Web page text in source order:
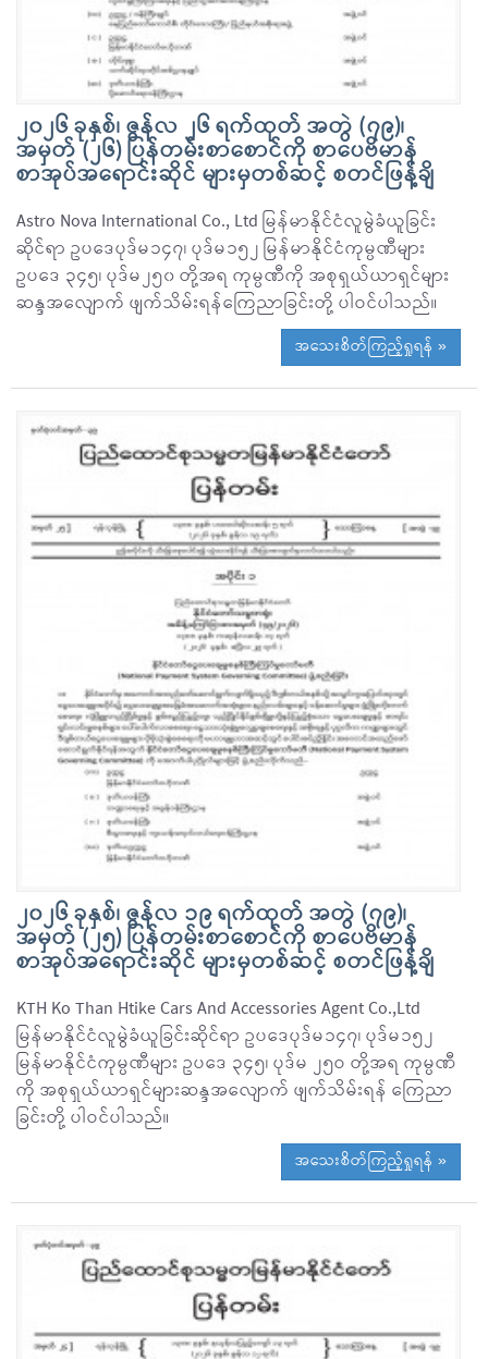
၂၀၂၆ ခုနှစ်၊ ဇွန်လ ၂၆ ရက်ထုတ် အတွဲ (၇၉)၊
အမှတ် (၂၆) ပြန်တမ်းစာစောင်ကို စာပေဗိမာန်
စာအုပ်အရောင်းဆိုင် များမှတစ်ဆင့် စတင်ဖြန့်ချိ
Astro Nova International Co., Ltd မြန်မာနိုင်ငံလူမွဲခံယူခြင်း
ဆိုင်ရာ ဥပဒေပုဒ်မ၁၄၇၊ ပုဒ်မ၁၅၂ မြန်မာနိုင်ငံကုမ္ပဏီများ
ဥပဒေ ၃၄၅၊ ပုဒ်မ၂၅၀ တို့အရ ကုမ္ပဏီကို အစုရှယ်ယာရှင်များ
ဆန္ဒအလျောက် ဖျက်သိမ်းရန်ကြေညာခြင်းတို့ ပါဝင်ပါသည်။
အသေးစိတ်ကြည့်ရှုရန် »
၂၀၂၆ ခုနှစ်၊ ဇွန်လ ၁၉ ရက်ထုတ် အတွဲ (၇၉)၊
အမှတ် (၂၅) ပြန်တမ်းစာစောင်ကို စာပေဗိမာန်
စာအုပ်အရောင်းဆိုင် များမှတစ်ဆင့် စတင်ဖြန့်ချိ
KTH Ko Than Htike Cars And Accessories Agent Co.,Ltd
မြန်မာနိုင်ငံလူမွဲခံယူခြင်းဆိုင်ရာ ဥပဒေပုဒ်မ၁၄၇၊ ပုဒ်မ၁၅၂
မြန်မာနိုင်ငံကုမ္ပဏီများ ဥပဒေ ၃၄၅၊ ပုဒ်မ ၂၅ဝ တို့အရ ကုမ္ပဏီ
ကို အစုရှယ်ယာရှင်များဆန္ဒအလျောက် ဖျက်သိမ်းရန် ကြေညာ
ခြင်းတို့ ပါဝင်ပါသည်။
အသေးစိတ်ကြည့်ရှုရန် »